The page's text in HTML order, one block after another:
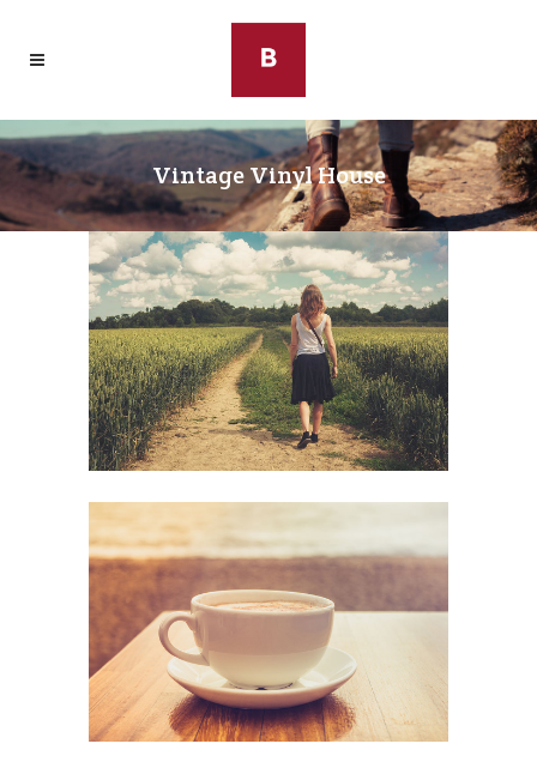
Vintage Vinyl House